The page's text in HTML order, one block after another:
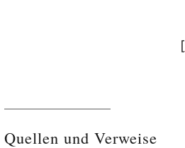
[
Quellen und Verweise